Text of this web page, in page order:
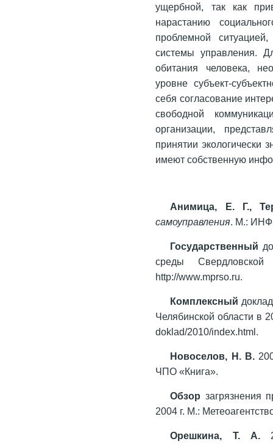
ущербной, так как
нарастанию
проблемной
системы управления.
обитания человека,
уровне субъект-
себя согласование
свободной
организации,
принятии
имеют собственную
Анимица, Е. Г.,
самоуправления. М.:
Государственный
среды
http://www.mprso.ru.
Комплексный
Челябинской области в
doklad/2010/index.html.
Новоселов, Н. В.
ЧПО «Книга».
Обзор загрязнения
2004 г. М.:
Орешкина, Т. А.